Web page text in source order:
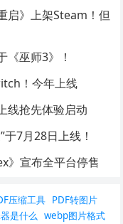
启》上架Steam！但
《巫师3》！
！今年上线
线抢先体验启动
于7月28日上线！
》宣布全平台停售
压缩工具 PDF转图片
是什么 webp图片格式